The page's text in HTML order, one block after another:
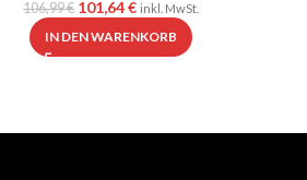
106,99€ 101,64€ inkl. MwSt.
IN DEN WARENKORB